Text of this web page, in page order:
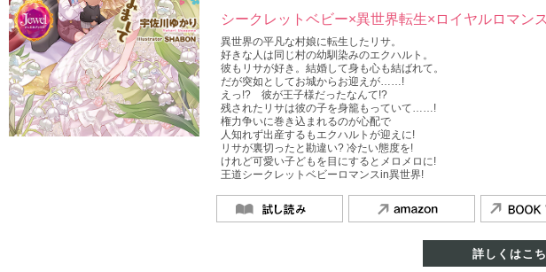
シークレットベビー×異世界転生×ロイヤルロマンス
異世界の平凡な村娘に転生したリサ。
好きな人は同じ村の幼馴染みのエクハルト。
彼もリサが好き。結婚して身も心も結ばれて。
だが突如としてお城からお迎えが……!
えっ!? 彼が王子様だったなんて!?
残されたリサは彼の子を身籠もっていて……!
権力争いに巻き込まれるのが心配で
人知れず出産するもエクハルトが迎えに!
リサが裏切ったと勘違い? 冷たい態度を!
けれど可愛い子どもを目にするとメロメロに!
王道シークレットベビーロマンスin異世界!
詳しくはこ